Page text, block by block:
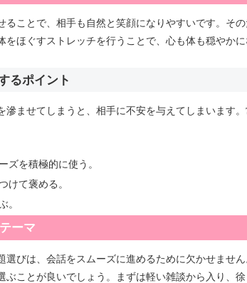
ることで、相手も自然と笑顔になりやすいです。そ
をほぐすストレッチを行うことで、心も体も穏やかに
るポイント
滲ませてしまうと、相手に不安を与えてしまいます
ズを積極的に使う。
けて褒める。
。
ーマ
選びは、会話をスムーズに進めるために欠かせませ
ぶことが良いでしょう。まずは軽い雑談から入り、